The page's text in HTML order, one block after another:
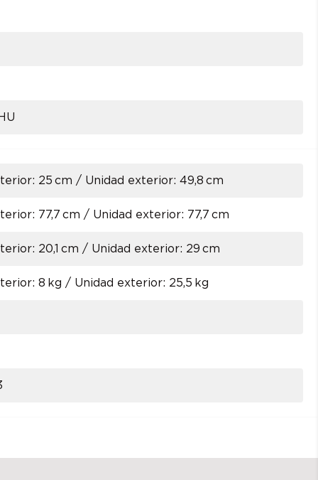
25 cm / Unidad exterior: 49,8 cm
77,7 cm / Unidad exterior: 77,7 cm
20,1 cm / Unidad exterior: 29 cm
8 kg / Unidad exterior: 25,5 kg